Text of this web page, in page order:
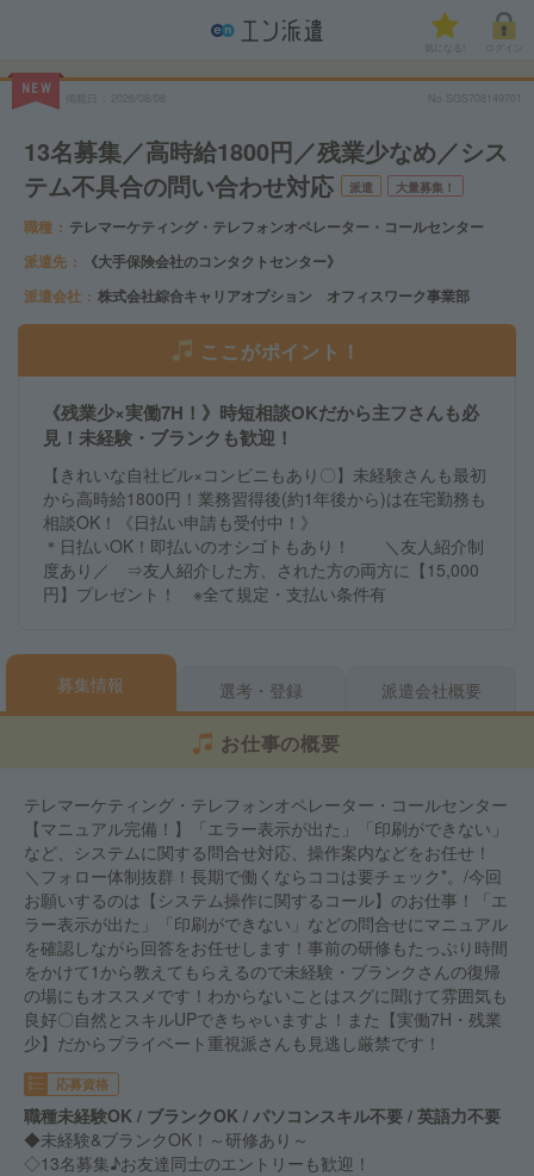
気になる!
NEW
No.SGS708149701
13名募集／高時給1800円／残業少なめ／シス
テム不具合の問い合わせ対応
派遣 大量募集！
職種
テレマーケティング・テレフォンオペレーター・コールセンター
派遣先
《大手保険会社のコンタクトセンター》
派遣会社
株式会社綜合キャリアオプション オフィスワーク事業部
ここがポイント！
《残業少×実働7H！》時短相談OKだから主フさんも必
見！未経験・ブランクも歓迎！
【きれいな自社ビル×コンビニもあり〇】未経験さんも最初
から高時給1800円！業務習得後(約1年後から)は在宅勤務も
相談OK！《日払い申請も受付中！》
＊日払いOK！即払いのオシゴトもあり！ ＼友人紹介制
度あり／ ⇒友人紹介した方、された方の両方に【15,000
円】プレゼント！ ※全て規定・支払い条件有
募集情報 選考・登録 派遣会社概要
お仕事の概要
テレマーケティング・テレフォンオペレーター・コールセンター
【マニュアル完備！】「エラー表示が出た」「印刷ができない」
など、システムに関する問合せ対応、操作案内などをお任せ！
＼フォロー体制抜群！長期で働くならココは要チェック*。/今回
お願いするのは【システム操作に関するコール】のお仕事！「エ
ラー表示が出た」「印刷ができない」などの問合せにマニュアル
を確認しながら回答をお任せします！事前の研修もたっぷり時間
をかけて1から教えてもらえるので未経験・ブランクさんの復帰
の場にもオススメです！わからないことはスグに聞けて雰囲気も
良好〇自然とスキルUPできちゃいますよ！また【実働7H・残業
少】だからプライベート重視派さんも見逃し厳禁です！
応募資格
職種未経験OK / ブランクOK / パソコンスキル不要 / 英語力不要
◆未経験&ブランクOK！～研修あり～
◇13名募集♪お友達同士のエントリーも歓迎！